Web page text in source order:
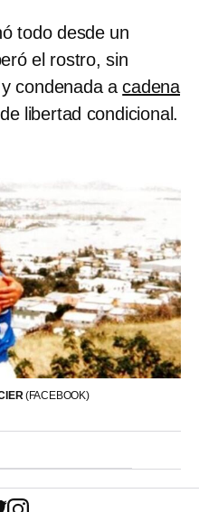
todo desde un
el rostro, sin
condenada acadena
libertad condicional.
(FACEBOOK)